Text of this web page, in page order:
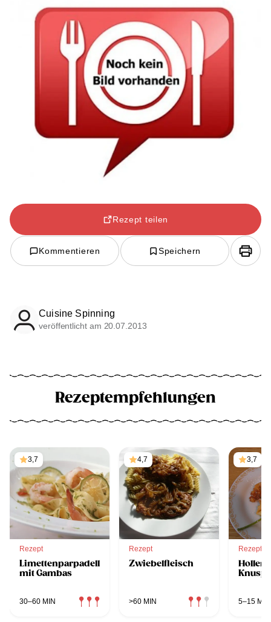
Rezept teilen
Kommentieren Speichern
Cuisine Spinning
veröffentlicht am 20.07.2013
Rezeptempfehlungen
3,7
Rezept
Limettenparpadelle
mit Gambas
30–60 MIN
4,7
Rezept
Zwiebelfleisch
>60 MIN
3,7
Rezept
5–15 MIN